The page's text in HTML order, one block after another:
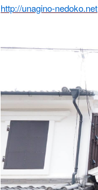
http://unagino-nedoko.net